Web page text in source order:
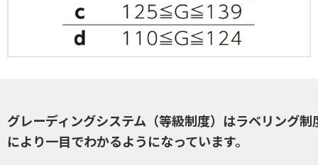
グレーディングシステム（等級制度）はラベリング制
により一目でわかるようになっています。